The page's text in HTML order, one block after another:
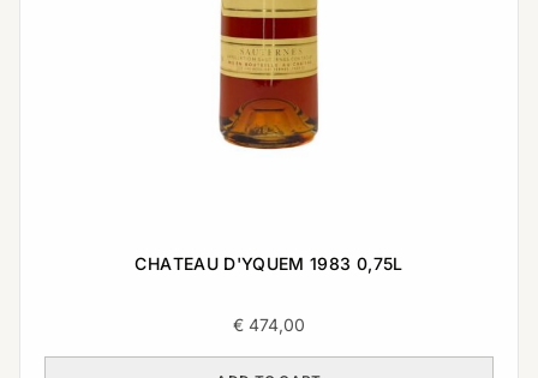
CHATEAU D'YQUEM 1983 0,75L
€ 474,00